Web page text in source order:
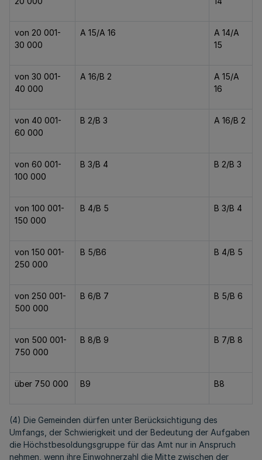
von 20 001-
30 000
A 15/A 16
A 14/A
15
von 30 001-
40 000
A 16/B 2
A 15/A
16
von 40 001-
60 000
B 2/B 3 A 16/B 2
von 60 001-
100 000
B 3/B 4 B 2/B 3
von 100 001-
150 000
B 4/B 5 B 3/B 4
von 150 001-
250 000
B 5/B6 B 4/B 5
von 250 001-
500 000
B 6/B 7 B 5/B 6
von 500 001-
750 000
B 8/B 9 B 7/B 8
über 750 000 B9 B8
(4) Die Gemeinden dürfen unter Berücksichtigung des
Umfangs, der Schwierigkeit und der Bedeutung der Aufgaben
die Höchstbesoldungsgruppe für das Amt nur in Anspruch
nehmen, wenn ihre Einwohnerzahl die Mitte zwischen der